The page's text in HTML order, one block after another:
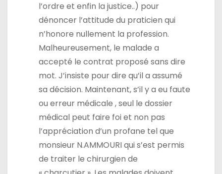
l’ordre et enfin la justice..) pour
dénoncer l’attitude du praticien qui
n’honore nullement la profession.
Malheureusement, le malade a
accepté le contrat proposé sans dire
mot. J’insiste pour dire qu’il a assumé
sa décision. Maintenant, s’il y a eu faute
ou erreur médicale , seul le dossier
médical peut faire foi et non pas
l’appréciation d’un profane tel que
monsieur N.AMMOURI qui s’est permis
de traiter le chirurgien de